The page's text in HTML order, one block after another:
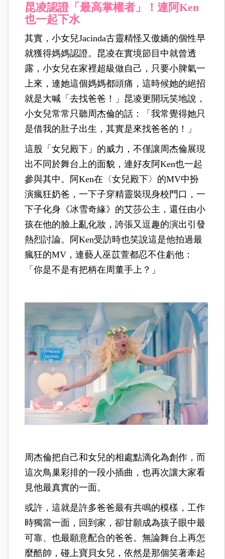
昆凌認證「最高掌權者」！連阿Ken
也一起下水
其實，小女兒Jacinda古靈精怪又傲嬌的個性早
就獲得媽媽認證。昆凌在實境節目中就曾透
露，小女兒在家裡超級做自己，只要小脾氣一
上來，連她這個媽媽都頭痛，這時候她的絕招
就是大喊「去找爸爸！」昆凌更開玩笑地說，
小女兒常常只聽周杰倫的話：「我常覺得她只
是借我的肚子出生，其實是來找爸爸的！」
這股「女兒殿下」的威力，不僅讓周杰倫展現
出不同於舞台上的面貌，連好友阿Ken也一起
參與其中。阿Ken在〈女兒殿下〉的MV中扮
演瘋狂奶爸，一下子穿精靈裝現身校門口，一
下子化身《冰雪奇緣》的艾莎公主，還任由小
孩在他的臉上亂化妝，誇張又逗趣的演出引發
熱烈討論。阿Ken受訪時也笑說這是他拍過最
瘋狂的MV，連藝人巫苡萱都忍不住虧他：
「你是不是有把柄在周董手上？」
周杰倫把自己和女兒的相處點滴化為創作，而
這次鳥巢彩排的一段小插曲，也再次讓大家看
見他最真實的一面。
或許，這就是許多爸爸最有共鳴的模樣，工作
時獨當一面，回到家，卻甘願成為孩子眼中最
可靠、也最願意配合的爸爸。無論舞台上再怎
麼酷帥，碰上寶貝女兒，依然是那個笑著牽起